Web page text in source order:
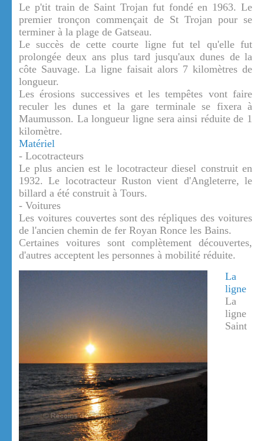
Le p'tit train de Saint Trojan fut fondé en 1963. Le
premier tronçon commençait de St Trojan pour se
terminer à la plage de Gatseau.
Le succès de cette courte ligne fut tel qu'elle fut
prolongée deux ans plus tard jusqu'aux dunes de la
côte Sauvage. La ligne faisait alors 7 kilomètres de
longueur.
Les érosions successives et les tempêtes vont faire
reculer les dunes et la gare terminale se fixera à
Maumusson. La longueur ligne sera ainsi réduite de 1
kilomètre.
Matériel
- Locotracteurs
Le plus ancien est le locotracteur diesel construit en
1932. Le locotracteur Ruston vient d'Angleterre, le
billard a été construit à Tours.
- Voitures
Les voitures couvertes sont des répliques des voitures
de l'ancien chemin de fer Royan Ronce les Bains.
Certaines voitures sont complètement découvertes,
d'autres acceptent les personnes à mobilité réduite.
La
ligne
La
ligne
Saint